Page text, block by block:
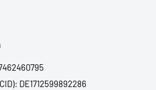
DE1712599892286